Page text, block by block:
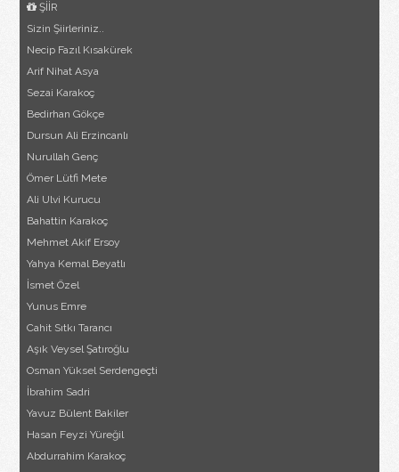
ŞİİR
Sizin Şiirleriniz..
Necip Fazıl Kısakürek
Arif Nihat Asya
Sezai Karakoç
Bedirhan Gökçe
Dursun Ali Erzincanlı
Nurullah Genç
Ömer Lütfi Mete
Ali Ulvi Kurucu
Bahattin Karakoç
Mehmet Akif Ersoy
Yahya Kemal Beyatlı
İsmet Özel
Yunus Emre
Cahit Sıtkı Tarancı
Aşık Veysel Şatıroğlu
Osman Yüksel Serdengeçti
İbrahim Sadri
Yavuz Bülent Bakiler
Hasan Feyzi Yüreğil
Abdurrahim Karakoç